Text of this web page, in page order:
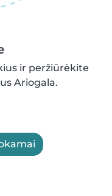
ir peržiūrėkite
Ariogala.